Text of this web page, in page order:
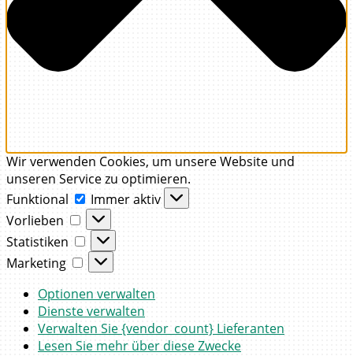
Wir verwenden Cookies, um unsere Website und
unseren Service zu optimieren.
Funktional
Funktional
Immer aktiv
Vorlieben
Vorlieben
Statistiken
Statistiken
Marketing
Marketing
Optionen verwalten
Dienste verwalten
Verwalten Sie {vendor_count} Lieferanten
Lesen Sie mehr über diese Zwecke